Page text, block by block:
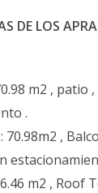
DE LOS
m2 , patio
.
70.98m2 ,
m2 , Roof